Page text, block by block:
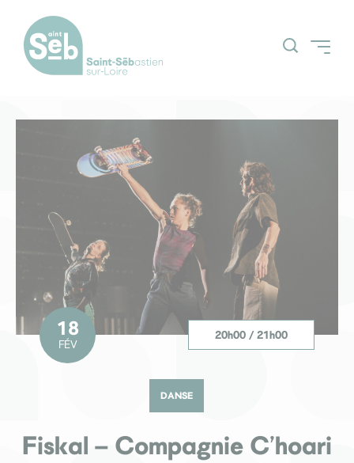
Agenda
Billetterie
Médiathèque
18
FÉV
20h00/21h00
DANSE
Fiskal – Compagnie C’hoari